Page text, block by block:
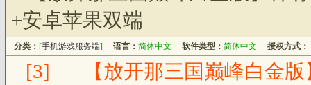
+安卓苹果双端
分类： [手机游戏服务端] 语言： 简体中文 软件类型： 简体中文 授权方式：
[3]
【放开那三国巅峰白金